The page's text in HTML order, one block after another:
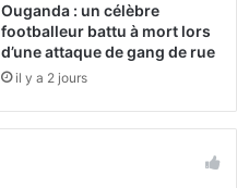
Ouganda : un célèbre
footballeur battu à mort lors
d’une attaque de gang de rue
il y a 2 jours